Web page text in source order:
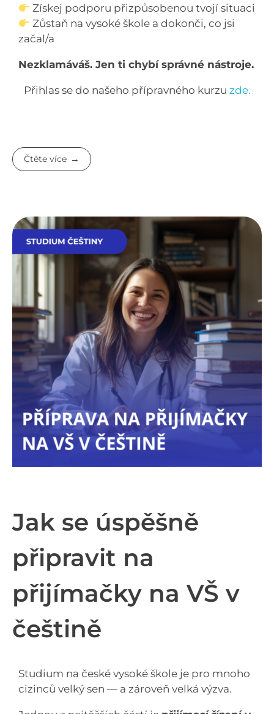
Získej podporu přizpůsobenou tvojí situaci
Zůstaň na vysoké škole a dokonči, co jsi
začal/a
Nezklamáváš. Jen ti chybí správné nástroje.
Přihlas se do našeho přípravného kurzu zde.
Čtěte více
Jak se úspěšně
připravit na
přijímačky na VŠ v
češtině
Studium na české vysoké škole je pro mnoho
cizinců velký sen — a zároveň velká výzva.